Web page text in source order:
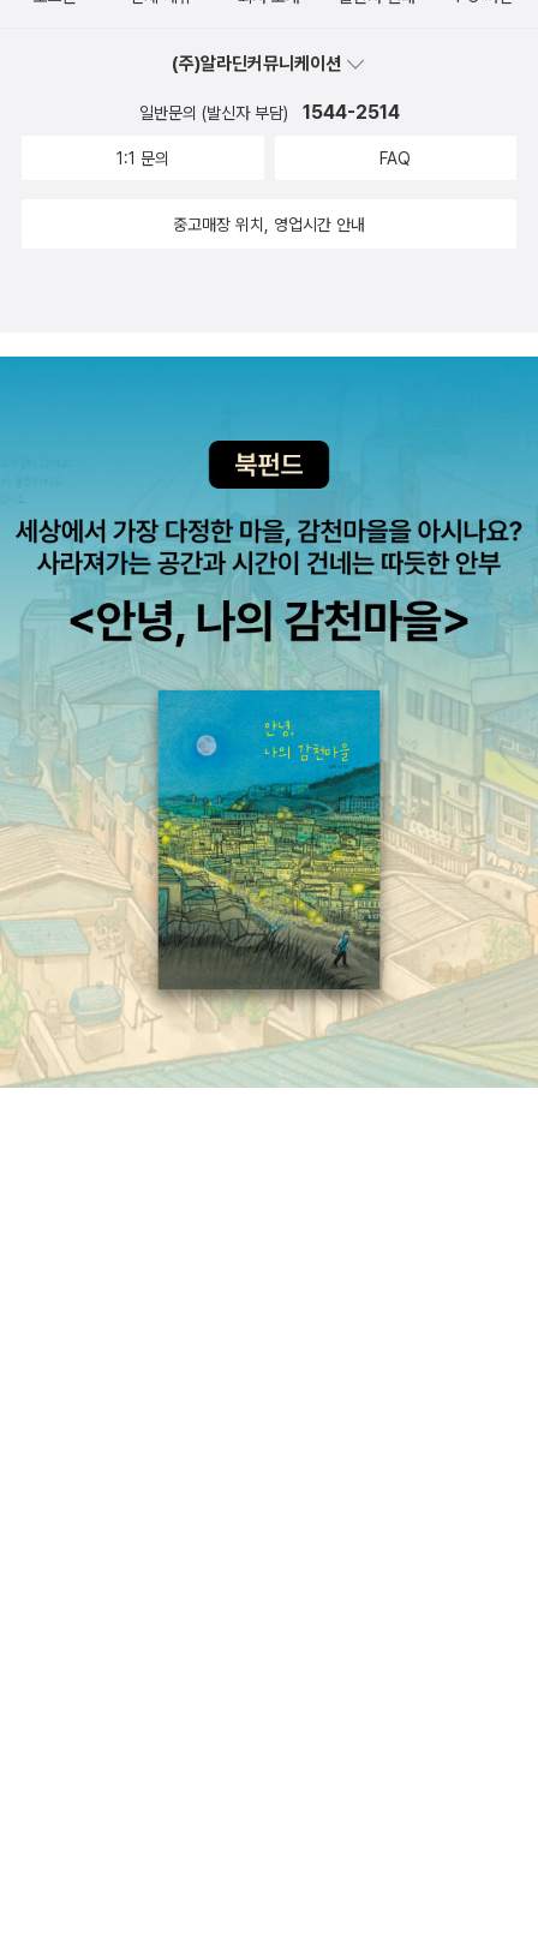
신나는 일이 아닌지 별의별 생각이 다 드네요. 그래서 골랐어요. <우
리 엄마 맞아>, 오리는 태어나자마자 처음 본 대상을 어미로 알고 따
가끔 제 스카프를 하면서 '엄마 냄새 나'라고 하는데 저에게도 냄새가
어미의 안온함. 모든 생명체가 엄마를 기억하는 이유일 테지요. 그리
싶어서 이렇게 골랐어요. 근데 이제껏 제가 신청한 건 선택된 적이 없
어서 ^^; 서서히 기대도 사라지고, 어차피 이럴 거면 더더욱 나의 길을
(주)알라딘커뮤니케이션
일반문의 (발신자 부담) 1544-2514
1:1 문의 FAQ
중고매장 위치, 영업시간 안내